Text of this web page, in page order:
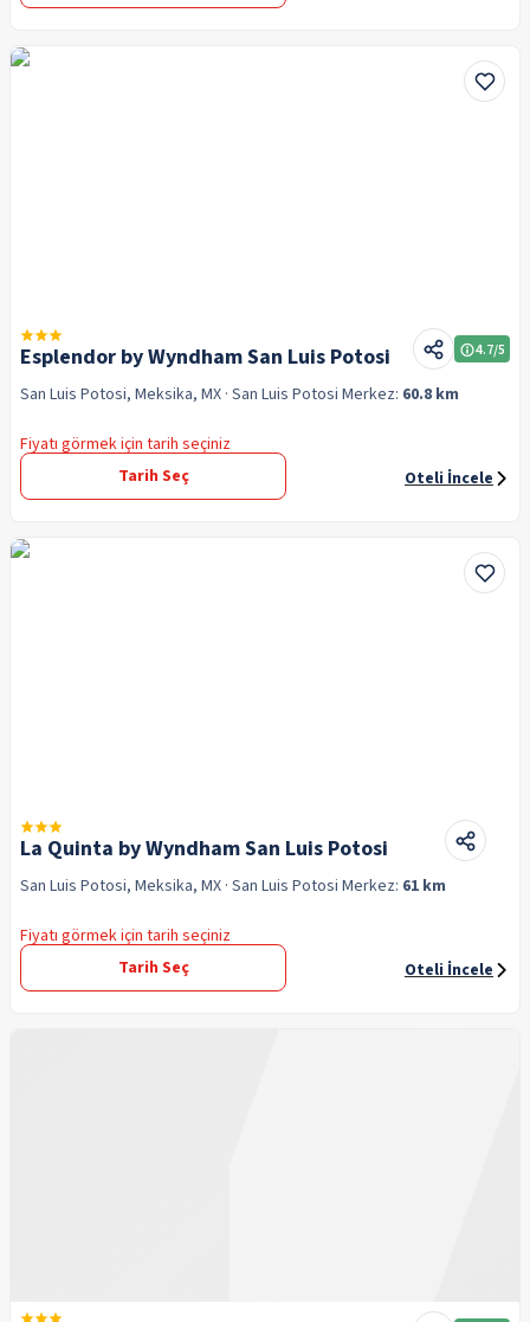
Esplendor by Wyndham San Luis Potosi 4.7/5
San Luis Potosi, Meksika, MX · San Luis Potosi Merkez: 60.8 km
Fiyatı görmek için tarih seçiniz
Tarih Seç
Oteli İncele
La Quinta by Wyndham San Luis Potosi
San Luis Potosi, Meksika, MX · San Luis Potosi Merkez: 61 km
Fiyatı görmek için tarih seçiniz
Tarih Seç
Oteli İncele